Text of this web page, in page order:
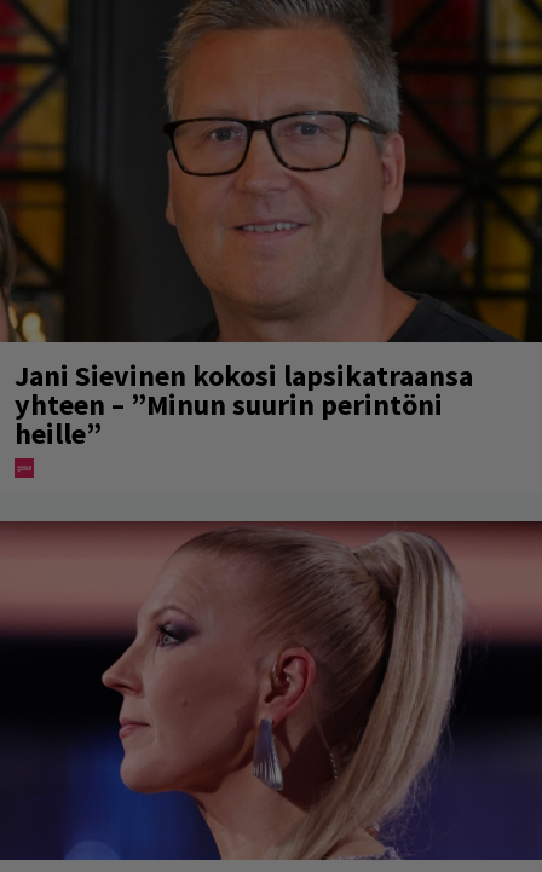
Jani Sievinen kokosi lapsikatraansa
yhteen – ”Minun suurin perintöni
heille”